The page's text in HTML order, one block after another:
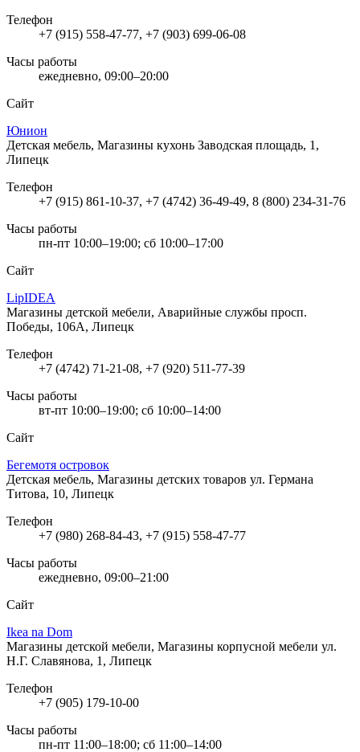
Телефон
+7 (915) 558-47-77, +7 (903) 699-06-08
Часы работы
ежедневно, 09:00–20:00
Сайт
Юнион
Детская мебель, Магазины кухонь Заводская площадь, 1,
Липецк
Телефон
+7 (915) 861-10-37, +7 (4742) 36-49-49, 8 (800) 234-31-76
Часы работы
пн-пт 10:00–19:00; сб 10:00–17:00
Сайт
LipIDEA
Магазины детской мебели, Аварийные службы просп.
Победы, 106А, Липецк
Телефон
+7 (4742) 71-21-08, +7 (920) 511-77-39
Часы работы
вт-пт 10:00–19:00; сб 10:00–14:00
Сайт
Бегемотя островок
Детская мебель, Магазины детских товаров ул. Германа
Титова, 10, Липецк
Телефон
+7 (980) 268-84-43, +7 (915) 558-47-77
Часы работы
ежедневно, 09:00–21:00
Сайт
Ikea na Dom
Магазины детской мебели, Магазины корпусной мебели ул.
Н.Г. Славянова, 1, Липецк
Телефон
+7 (905) 179-10-00
Часы работы
пн-пт 11:00–18:00; сб 11:00–14:00